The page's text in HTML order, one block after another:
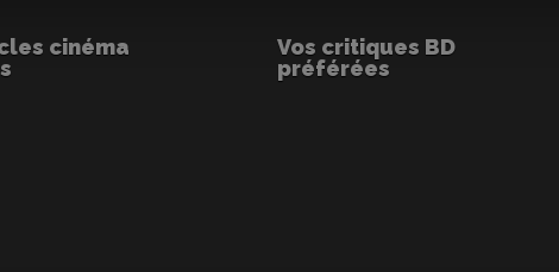
cinéma
Vos critiques BD
préférées